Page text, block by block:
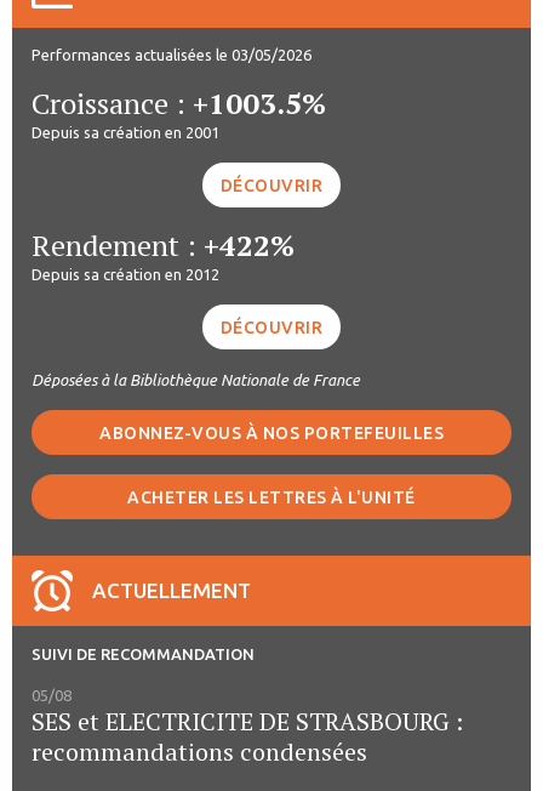
Performances actualisées le 03/05/2026
Croissance : +1003.5%
Depuis sa création en 2001
DÉCOUVRIR
Rendement : +422%
Depuis sa création en 2012
DÉCOUVRIR
Déposées à la Bibliothèque Nationale de France
ABONNEZ-VOUS À NOS PORTEFEUILLES
ACHETER LES LETTRES À L'UNITÉ
ACTUELLEMENT
SUIVI DE RECOMMANDATION
05/08
SES et ELECTRICITE DE STRASBOURG :
recommandations condensées